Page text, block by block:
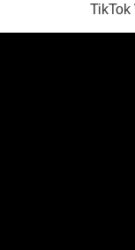
TikTok